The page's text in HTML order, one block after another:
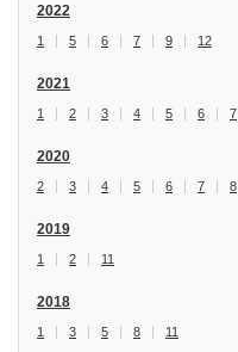
2022
1 5 6 7 9 12
2021
1 2 3 4 5 6 7
2020
2 3 4 5 6 7 8
2019
1 2 11
2018
1 3 5 8 11